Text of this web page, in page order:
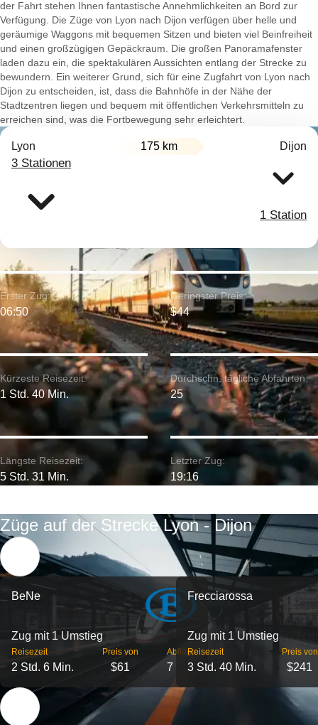
der Fahrt stehen Ihnen fantastische Annehmlichkeiten an Bord zur
Verfügung. Die Züge von Lyon nach Dijon verfügen über helle und
geräumige Waggons mit bequemen Sitzen und bieten viel Beinfreiheit
und einen großzügigen Gepäckraum. Die großen Panoramafenster
laden dazu ein, die spektakulären Aussichten entlang der Strecke zu
bewundern. Ein weiterer Grund, sich für eine Zugfahrt von Lyon nach
Dijon zu entscheiden, ist, dass die Bahnhöfe in der Nähe der
Stadtzentren liegen und bequem mit öffentlichen Verkehrsmitteln zu
erreichen sind, was die Fortbewegung sehr erleichtert.
Lyon 175 km Dijon
3 Stationen
1 Station
Kürzeste Reisezeit:
1 Std. 40 Min.
Erster Zug:
06:50
Längste Reisezeit:
5 Std. 31 Min.
Geringster Preis:
$44
Durchschn. tägliche Abfahrten:
25
Letzter Zug:
19:16
Züge auf der Strecke Lyon - Dijon
BeNe
Zug mit 1 Umstieg
Reisezeit
2 Std. 6 Min.
Preis von
$61
Abflüge
7
Frecciarossa
Zug mit 1 Umstieg
Reisezeit
3 Std. 40 Min.
Preis von
$241